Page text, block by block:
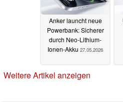
Anker launcht neue
Powerbank: Sicherer
durch Neo-Lithium-
Ionen-Akku 27.05.2026
Weitere Artikel anzeigen